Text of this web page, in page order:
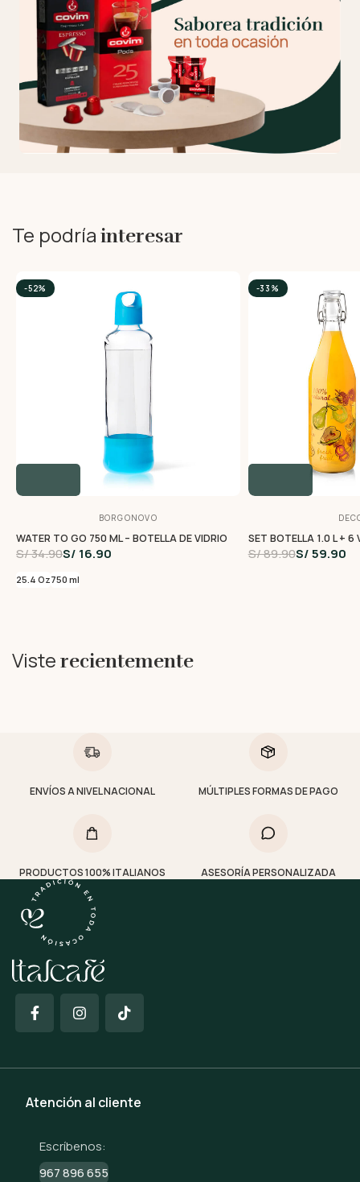
Te podría interesar
-52%
BORGONOVO
WATER TO GO 750 ML – BOTELLA DE VIDRIO
S/ 34.90S/ 16.90
25.4 Oz750 ml
-33%
SET BOTELLA 1.0 L + 6
S/ 89.90S/ 59.90
Viste recientemente
ENVÍOS A NIVEL NACIONAL MÚLTIPLES FORMAS DE PAGO
PRODUCTOS 100% ITALIANOS ASESORÍA PERSONALIZADA
Atención al cliente
Escríbenos:
967 896 655